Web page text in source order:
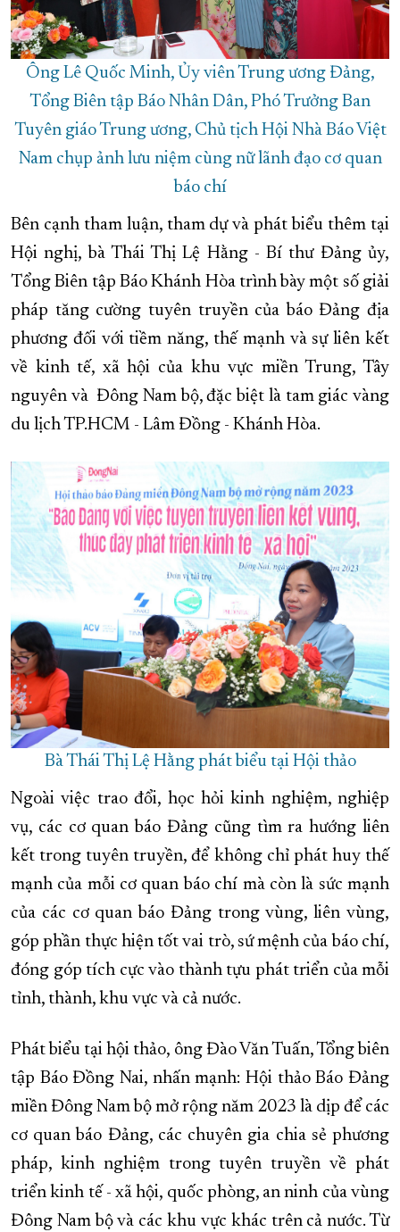
Ông Lê Quốc Minh, Ủy viên Trung ương Đảng,
Tổng Biên tập Báo Nhân Dân, Phó Trưởng Ban
Tuyên giáo Trung ương, Chủ tịch Hội Nhà Báo Việt
Nam chụp ảnh lưu niệm cùng nữ lãnh đạo cơ quan
báo chí
Bên cạnh tham luận, tham dự và phát biểu thêm tại
Hội nghị, bà Thái Thị Lệ Hằng - Bí thư Đảng ủy,
Tổng Biên tập Báo Khánh Hòa trình bày một số giải
pháp tăng cường tuyên truyền của báo Đảng địa
phương đối với tiềm năng, thế mạnh và sự liên kết
về kinh tế, xã hội của khu vực miền Trung, Tây
nguyên và Đông Nam bộ, đặc biệt là tam giác vàng
du lịch TP.HCM - Lâm Đồng - Khánh Hòa.
Bà Thái Thị Lệ Hằng phát biểu tại Hội thảo
Ngoài việc trao đổi, học hỏi kinh nghiệm, nghiệp
vụ, các cơ quan báo Đảng cũng tìm ra hướng liên
kết trong tuyên truyền, để không chỉ phát huy thế
mạnh của mỗi cơ quan báo chí mà còn là sức mạnh
của các cơ quan báo Đảng trong vùng, liên vùng,
góp phần thực hiện tốt vai trò, sứ mệnh của báo chí,
đóng góp tích cực vào thành tựu phát triển của mỗi
tỉnh, thành, khu vực và cả nước.
Phát biểu tại hội thảo, ông Đào Văn Tuấn, Tổng biên
tập Báo Đồng Nai, nhấn mạnh: Hội thảo Báo Đảng
miền Đông Nam bộ mở rộng năm 2023 là dịp để các
cơ quan báo Đảng, các chuyên gia chia sẻ phương
pháp, kinh nghiệm trong tuyên truyền về phát
triển kinh tế - xã hội, quốc phòng, an ninh của vùng
Đông Nam bộ và các khu vực khác trên cả nước. Từ